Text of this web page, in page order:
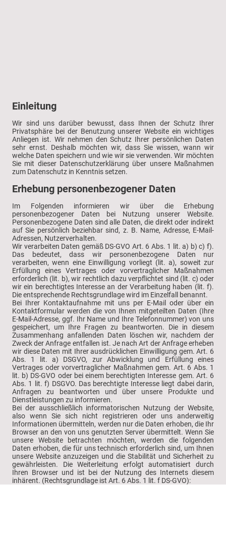
Einleitung
Wir sind uns darüber bewusst, dass Ihnen der Schutz Ihrer
Privatsphäre bei der Benutzung unserer Website ein wichtiges
Anliegen ist. Wir nehmen den Schutz Ihrer persönlichen Daten
sehr ernst. Deshalb möchten wir, dass Sie wissen, wann wir
welche Daten speichern und wie wir sie verwenden. Wir möchten
Sie mit dieser Datenschutzerklärung über unsere Maßnahmen
zum Datenschutz in Kenntnis setzen.
Erhebung personenbezogener Daten
Im Folgenden informieren wir über die Erhebung
personenbezogener Daten bei Nutzung unserer Website.
Personenbezogene Daten sind alle Daten, die direkt oder indirekt
auf Sie persönlich beziehbar sind, z. B. Name, Adresse, E-Mail-
Adressen, Nutzerverhalten.
Wir verarbeiten Daten gemäß DS-GVO Art. 6 Abs. 1 lit. a) b) c) f).
Das bedeutet, dass wir personenbezogene Daten nur
verarbeiten, wenn eine Einwilligung vorliegt (lit. a), soweit zur
Erfüllung eines Vertrages oder vorvertraglicher Maßnahmen
erforderlich (lit. b), wir rechtlich dazu verpflichtet sind (lit. c) oder
wir ein berechtigtes Interesse an der Verarbeitung haben (lit. f).
Die entsprechende Rechtsgrundlage wird im Einzelfall benannt.
Bei Ihrer Kontaktaufnahme mit uns per E-Mail oder über ein
Kontaktformular werden die von Ihnen mitgeteilten Daten (Ihre
E-Mail-Adresse, ggf. Ihr Name und Ihre Telefonnummer) von uns
gespeichert, um Ihre Fragen zu beantworten. Die in diesem
Zusammenhang anfallenden Daten löschen wir, nachdem der
Zweck der Anfrage entfallen ist. Je nach Art der Anfrage erheben
wir diese Daten mit Ihrer ausdrücklichen Einwilligung gem. Art. 6
Abs. 1 lit. a) DSGVO, zur Abwicklung und Erfüllung eines
Vertrages oder vorvertraglicher Maßnahmen gem. Art. 6 Abs. 1
lit. b) DS-GVO oder bei einem berechtigten Interesse gem. Art. 6
Abs. 1 lit. f) DSGVO. Das berechtigte Interesse liegt dabei darin,
Anfragen zu beantworten und über unsere Produkte und
Dienstleistungen zu informieren.
Bei der ausschließlich informatorischen Nutzung der Website,
also wenn Sie sich nicht registrieren oder uns anderweitig
Informationen übermitteln, werden nur die Daten erhoben, die Ihr
Browser an den von uns genutzten Server übermittelt. Wenn Sie
unsere Website betrachten möchten, werden die folgenden
Daten erhoben, die für uns technisch erforderlich sind, um Ihnen
unsere Website anzuzeigen und die Stabilität und Sicherheit zu
gewährleisten. Die Weiterleitung erfolgt automatisiert durch
Ihren Browser und ist bei der Nutzung des Internets diesem
inhärent. (Rechtsgrundlage ist Art. 6 Abs. 1 lit. f DS-GVO):